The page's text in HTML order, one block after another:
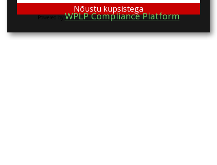
Nõustu küpsistega
WPLP Compliance Platform